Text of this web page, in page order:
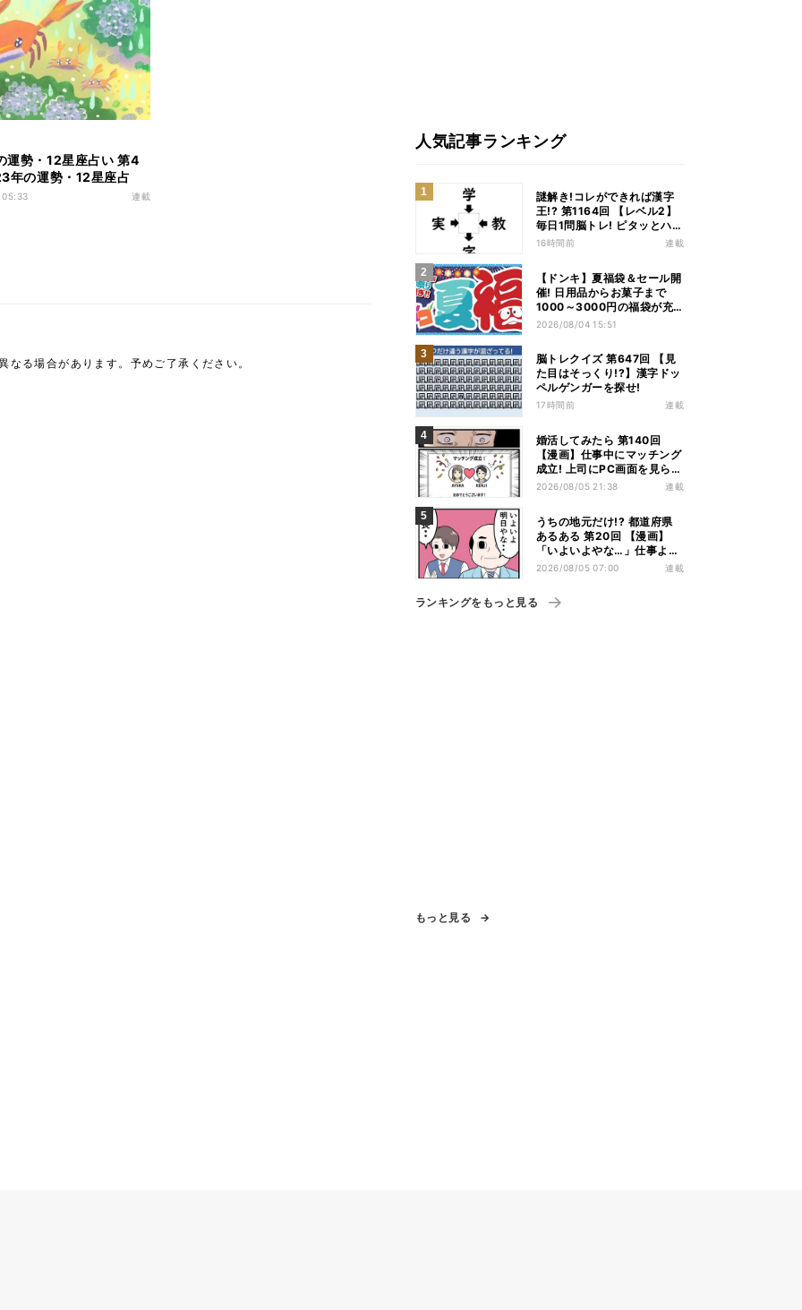
運勢・12星座占い 第4
年の運勢・12星座占
(蟹): 6月22日～7月22
連載
る場合があります。予めご了承ください。
人気記事ランキング
謎解き!コレができれば漢字
王!? 第1164回 【レベル2】
毎日1問脳トレ! ピタッとハマ
る漢字はどれだ?
16時間前 連載
【ドンキ】夏福袋＆セール開
催! 日用品からお菓子まで
1000～3000円の福袋が充
実、家電やアパレルなど人気
2026/08/04 15:51
脳トレクイズ 第647回 【見
た目はそっくり!?】漢字ドッ
ペルゲンガーを探せ!
17時間前 連載
婚活してみたら 第140回
【漫画】仕事中にマッチング
成立! 上司にPC画面を見られ
た結果…
2026/08/05 21:38 連載
うちの地元だけ!? 都道府県
あるある 第20回 【漫画】
「いよいよやな…」仕事より
優先は当然!? 兵庫県民の“祭
2026/08/05 07:00 連載
ランキングをもっと見る
もっと見る